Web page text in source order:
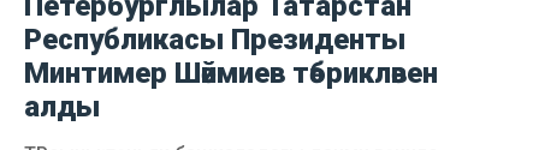
Республикасы Президенты
Минтимер Шәймиев тәбрикләвен
алды